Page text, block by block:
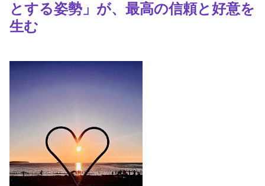
とする姿勢」が、最高の信頼と好意を
生む